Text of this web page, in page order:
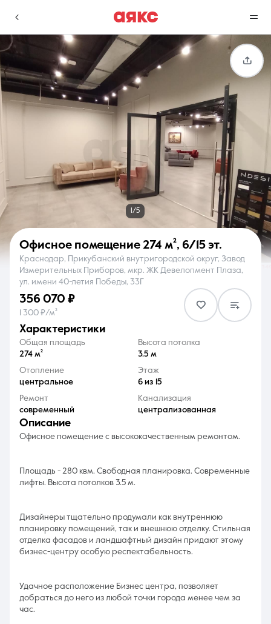
г. Краснодар
Сравнение
0 объявлений
Недвижимость Услуги
О компании Контакты
8 (861) 297-00-00
Ежедневно с 08:30 до 20:00
1/5
Офисное помещение 274 м², 6/15 эт.
Краснодар, Прикубанский внутригородской округ, Завод
Измерительных Приборов, мкр. ЖК Девелопмент Плаза,
ул. имени 40-летия Победы, 33Г
356 070 ₽
1 300 ₽/м²
характеристики
Общая площадь
274 м²
Высота потолка
3.5 м
Отопление
центральное
Этаж
6 из 15
Ремонт
современный
Канализация
централизованная
описание
Офисное помещение с высококачественным ремонтом.
Площадь - 280 квм. Свободная планировка. Современные
лифты. Высота потолков 3.5 м.
Дизайнеры тщательно продумали как внутреннюю
планировку помещений, так и внешнюю отделку. Стильная
отделка фасадов и ландшафтный дизайн придают этому
бизнес-центру особую респектабельность.
Удачное расположение Бизнес центра, позволяет
добраться до него из любой точки города менее чем за
час.